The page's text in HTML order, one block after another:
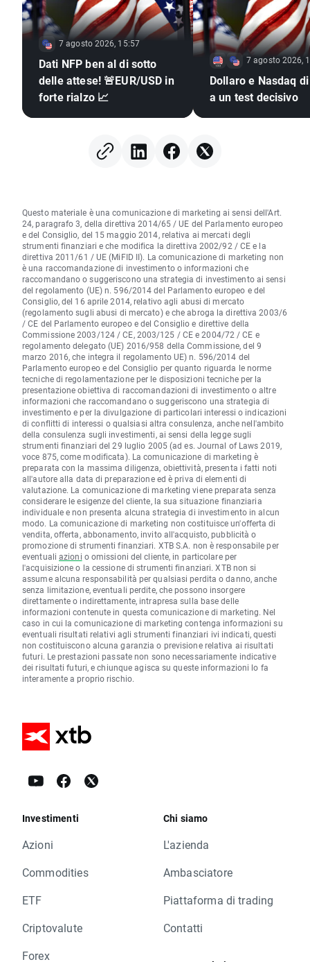
7 agosto 2026, 15:57
Dati NFP ben al di sotto
delle attese! 🚨EUR/USD in
forte rialzo 📈
7 agosto 2026,
Dollaro e Nasdaq
a un test decisivo
Questo materiale è una comunicazione di marketing ai sensi dell'Art.
24, paragrafo 3, della direttiva 2014/65 / UE del Parlamento europeo
e del Consiglio, del 15 maggio 2014, relativa ai mercati degli
strumenti finanziari e che modifica la direttiva 2002/92 / CE e la
direttiva 2011/61 / UE (MiFID II). La comunicazione di marketing non
è una raccomandazione di investimento o informazioni che
raccomandano o suggeriscono una strategia di investimento ai sensi
del regolamento (UE) n. 596/2014 del Parlamento europeo e del
Consiglio, del 16 aprile 2014, relativo agli abusi di mercato
(regolamento sugli abusi di mercato) e che abroga la direttiva 2003/6
/ CE del Parlamento europeo e del Consiglio e direttive della
Commissione 2003/124 / CE, 2003/125 / CE e 2004/72 / CE e
regolamento delegato (UE) 2016/958 della Commissione, del 9
marzo 2016, che integra il regolamento UE) n. 596/2014 del
Parlamento europeo e del Consiglio per quanto riguarda le norme
tecniche di regolamentazione per le disposizioni tecniche per la
presentazione obiettiva di raccomandazioni di investimento o altre
informazioni che raccomandano o suggeriscono una strategia di
investimento e per la divulgazione di particolari interessi o indicazioni
di conflitti di interessi o qualsiasi altra consulenza, anche nell'ambito
della consulenza sugli investimenti, ai sensi della legge sugli
strumenti finanziari del 29 luglio 2005 (ad es. Journal of Laws 2019,
voce 875, come modificata). La comunicazione di marketing è
preparata con la massima diligenza, obiettività, presenta i fatti noti
all'autore alla data di preparazione ed è priva di elementi di
valutazione. La comunicazione di marketing viene preparata senza
considerare le esigenze del cliente, la sua situazione finanziaria
individuale e non presenta alcuna strategia di investimento in alcun
modo. La comunicazione di marketing non costituisce un'offerta di
vendita, offerta, abbonamento, invito all'acquisto, pubblicità o
promozione di strumenti finanziari. XTB S.A. non è responsabile per
eventuali azioni o omissioni del cliente, in particolare per
l'acquisizione o la cessione di strumenti finanziari. XTB non si
assume alcuna responsabilità per qualsiasi perdita o danno, anche
senza limitazione, eventuali perdite, che possono insorgere
direttamente o indirettamente, intrapresa sulla base delle
informazioni contenute in questa comunicazione di marketing. Nel
caso in cui la comunicazione di marketing contenga informazioni su
eventuali risultati relativi agli strumenti finanziari ivi indicati, questi
non costituiscono alcuna garanzia o previsione relativa ai risultati
futuri. Le prestazioni passate non sono necessariamente indicative
dei risultati futuri, e chiunque agisca su queste informazioni lo fa
interamente a proprio rischio.
Investimenti
Azioni
Commodities
ETF
Criptovalute
Forex
Chi siamo
L'azienda
Ambasciatore
Piattaforma di trading
Contatti